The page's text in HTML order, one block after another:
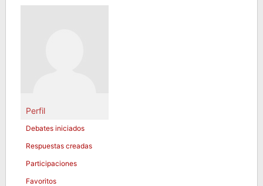
Perfil
Debates iniciados
Respuestas creadas
Participaciones
Favoritos